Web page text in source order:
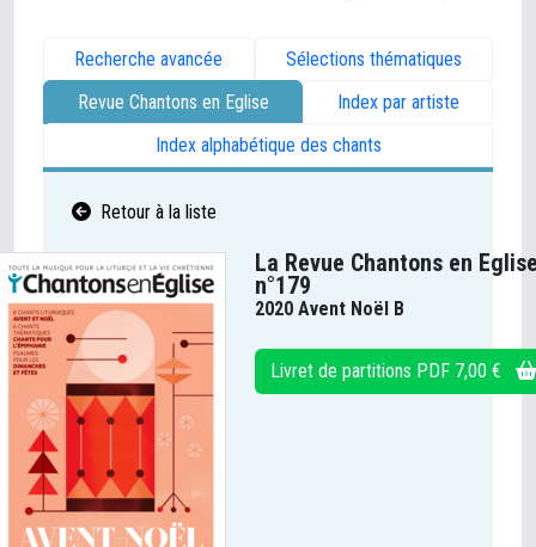
Recherche avancée
Sélections thématiques
Revue Chantons en Eglise
Index par artiste
Index alphabétique des chants
Retour à la liste
La Revue Chantons en
n°179
2020 Avent Noël B
Livret de partitions PDF 7,00 €